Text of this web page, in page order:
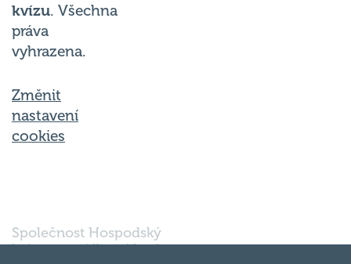
kvízu. Všechna
práva
vyhrazena.
Změnit
nastavení
cookies
Společnost Hospodský
kvíz s.r.o., sídlem Nové